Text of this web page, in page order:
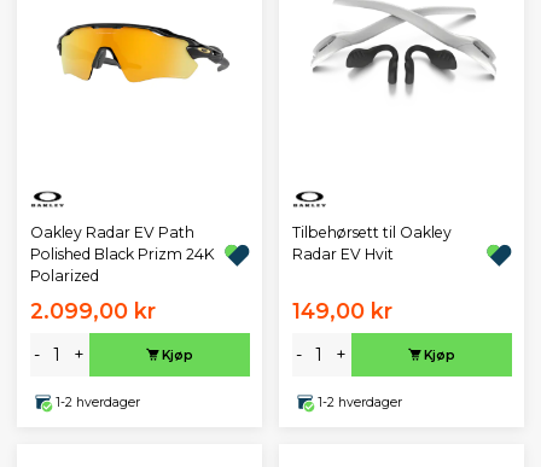
Oakley Radar EV Path
Polished Black Prizm 24K
Polarized
2.099,00 kr
- + Kjøp
1-2 hverdager
Tilbehørsett til Oakley
Radar EV Hvit
149,00 kr
- + Kjøp
1-2 hverdager